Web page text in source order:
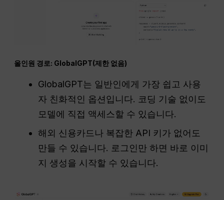
올인원 경로: GlobalGPT(제한 없음)
GlobalGPT는 일반인에게 가장 쉽고 사용
자 친화적인 옵션입니다. 코딩 기술 없이도
모델에 직접 액세스할 수 있습니다.
해외 신용카드나 복잡한 API 키가 없어도
만들 수 있습니다. 로그인만 하면 바로 이미
지 생성을 시작할 수 있습니다.